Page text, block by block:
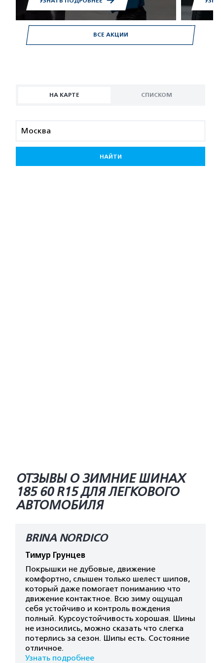
ВСЕ АКЦИИ
НА КАРТЕ СПИСКОМ
НАЙТИ
ОТЗЫВЫ О ЗИМНИЕ ШИНАХ
185 60 R15 ДЛЯ ЛЕГКОВОГО
АВТОМОБИЛЯ
BRINA NORDICO
Тимур Грунцев
Покрышки не дубовые, движение
комфортно, слышен только шелест шипов,
который даже помогает пониманию что
движение контактное. Всю зиму ощущал
себя устойчиво и контроль вождения
полный. Курсоустойчивость хорошая. Шины
не износились, можно сказать что слегка
потерлись за сезон. Шипы есть. Состояние
отличное.
Узнать подробнее